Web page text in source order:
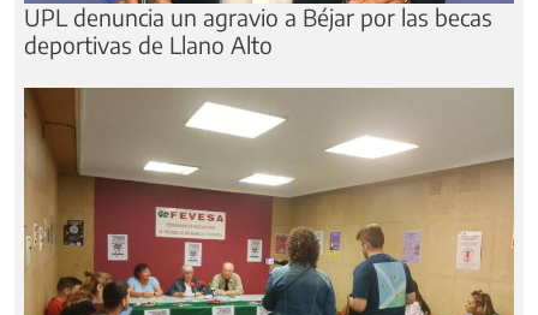
UPL denuncia un agravio a Béjar por las becas
deportivas de Llano Alto